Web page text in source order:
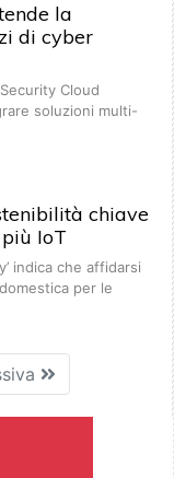
la
di cyber
Cloud
soluzioni multi-
chiave
IoT
indica che affidarsi
per le